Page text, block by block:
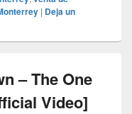
| Deja un
– The One
Video]